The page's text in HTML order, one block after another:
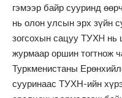
гэмээр байр сууринд
нь олон улсын эрх зүйн
зогсохын сацуу ТУХH нь
журмаар оршин тогтнож
Туркменистаны
сууринаас ТУХН-ийн